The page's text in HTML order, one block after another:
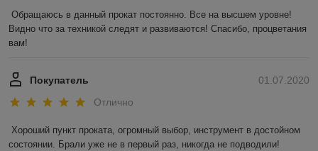
Обращаюсь в данный прокат постоянно. Все на высшем уровне!
Видно что за техникой следят и развиваются! Спасибо, процветания
вам!
01.07.2020
Покупатель
Отлично
Хороший пункт проката, огромный выбор, инструмент в достойном
состоянии. Брали уже не в первый раз, никогда не подводили!